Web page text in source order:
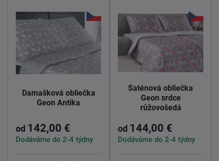
Damašková obliečka
Geon Antika
od 142,00 €
Dodáváme do 2-4 týdny
Saténová obliečka
Geon srdce
růžovošedá
od 144,00 €
Dodáváme do 2-4 týdny